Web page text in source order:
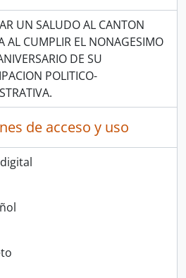
UN SALUDO AL CANTON
AL CUMPLIR EL NONAGESIMO
DE SU
POLITICO-
de acceso y uso